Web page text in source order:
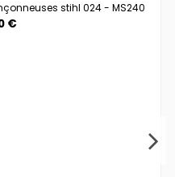
stihl 024 - MS240
€